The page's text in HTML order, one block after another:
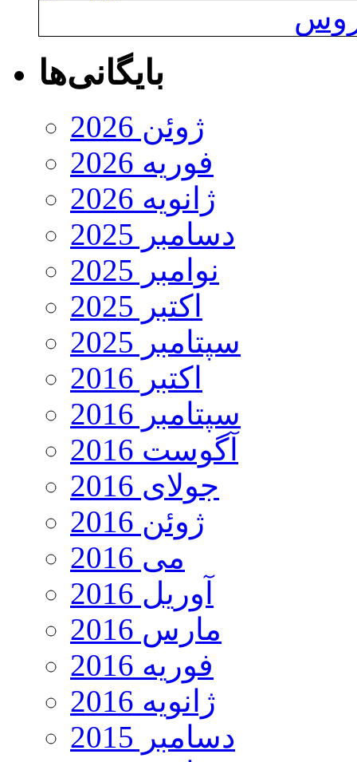
بایگانی‌ها
ژوئن 2026
فوریه 2026
ژانویه 2026
دسامبر 2025
نوامبر 2025
اکتبر 2025
سپتامبر 2025
اکتبر 2016
سپتامبر 2016
آگوست 2016
جولای 2016
ژوئن 2016
می 2016
آوریل 2016
مارس 2016
فوریه 2016
ژانویه 2016
دسامبر 2015